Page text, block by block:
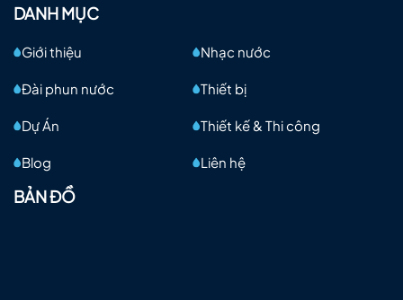
DANH MỤC
Giới thiệu Nhạc nước
Đài phun nước Thiết bị
Dự Án Thiết kế & Thi công
Blog Liên hệ
BẢN ĐỒ